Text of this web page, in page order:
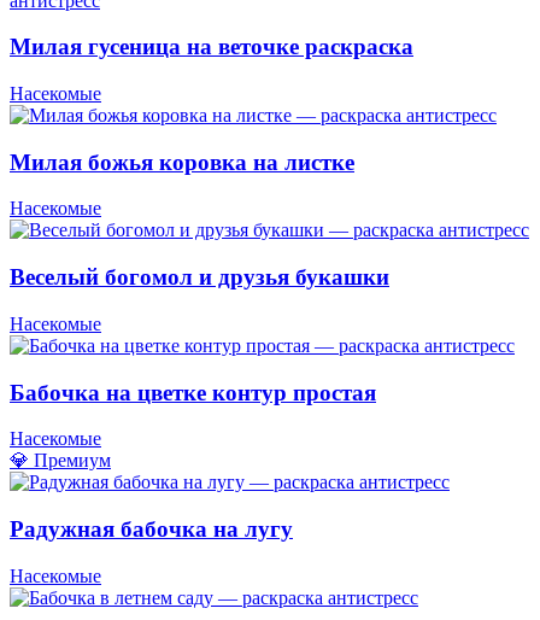
Милая гусеница на веточке раскраска
Насекомые
Милая божья коровка на листке
Насекомые
Веселый богомол и друзья букашки
Насекомые
Бабочка на цветке контур простая
Насекомые
💎 Премиум
Радужная бабочка на лугу
Насекомые